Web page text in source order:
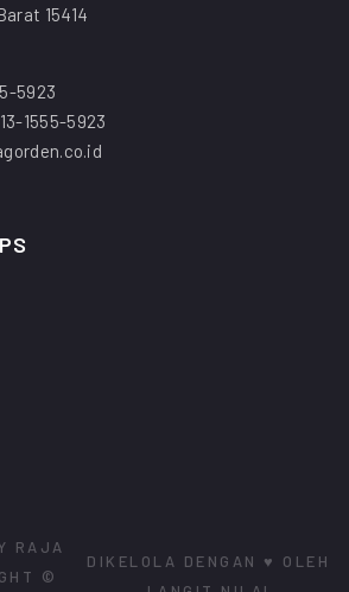
15414
5923
1555-5923
RAJA
©
DIKELOLA DENGAN ♥ OLEH